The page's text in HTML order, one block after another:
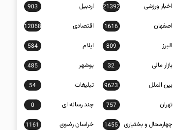
اخبار ورزشی 21392 اردبیل 903
اصفهان 1616 اقتصادی 12068
البرز 809 ایلام 584
بازار مالی 32 بوشهر 485
بین الملل 9623 تبلیغات 54
تهران 757 چند رسانه ای 0
چهارمحال و بختیاری 1455 خراسان رضوی 1161